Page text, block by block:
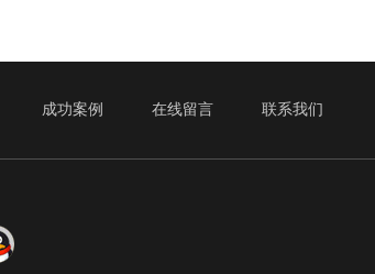
成功案例 在线留言 联系我们